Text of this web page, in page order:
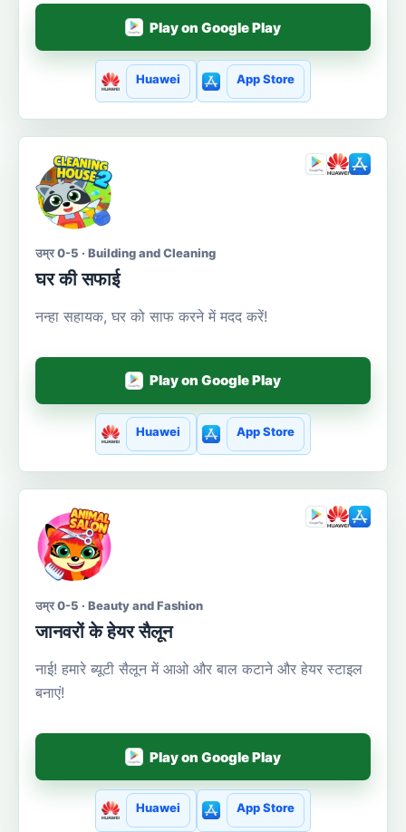
Play on Google Play
Huawei App Store
उम्र 0-5 · Building and Cleaning
घर की सफाई
नन्हा सहायक, घर को साफ करने में मदद करें!
Play on Google Play
Huawei App Store
उम्र 0-5 · Beauty and Fashion
जानवरों के हेयर सैलून
नाई! हमारे ब्यूटी सैलून में आओ और बाल कटाने और हेयर स्टाइल
बनाएं!
Play on Google Play
Huawei App Store